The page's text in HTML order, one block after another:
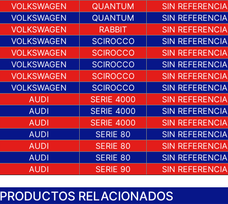
VOLKSWAGEN
QUANTUM SIN REFERENCIA
VOLKSWAGEN
QUANTUM SIN REFERENCIA
VOLKSWAGEN
RABBIT SIN REFERENCIA
VOLKSWAGEN
SCIROCCO SIN REFERENCIA
VOLKSWAGEN
SCIROCCO SIN REFERENCIA
VOLKSWAGEN
SCIROCCO SIN REFERENCIA
VOLKSWAGEN
SCIROCCO SIN REFERENCIA
VOLKSWAGEN
SCIROCCO SIN REFERENCIA
AUDI
SERIE 4000 SIN REFERENCIA
AUDI
SERIE 4000 SIN REFERENCIA
AUDI
SERIE 4000 SIN REFERENCIA
AUDI
SERIE 80 SIN REFERENCIA
AUDI
SERIE 80 SIN REFERENCIA
AUDI
SERIE 80 SIN REFERENCIA
AUDI
SERIE 90 SIN REFERENCIA
PRODUCTOS RELACIONADOS